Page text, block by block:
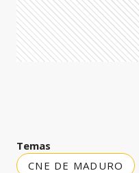
Temas
CNE DE MADURO